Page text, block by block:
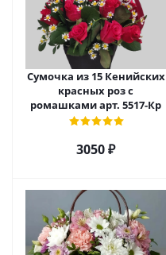
Сумочка из 15 Кенийских
красных роз с
ромашками арт. 5517-Кр
3050 ₽